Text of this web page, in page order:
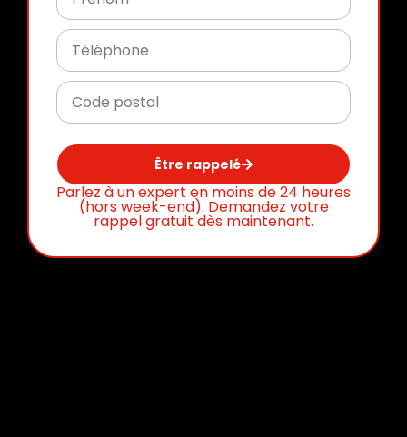
Être rappelé
Parlez à un expert en moins de 24 heures
(hors week-end). Demandez votre
rappel gratuit dès maintenant.